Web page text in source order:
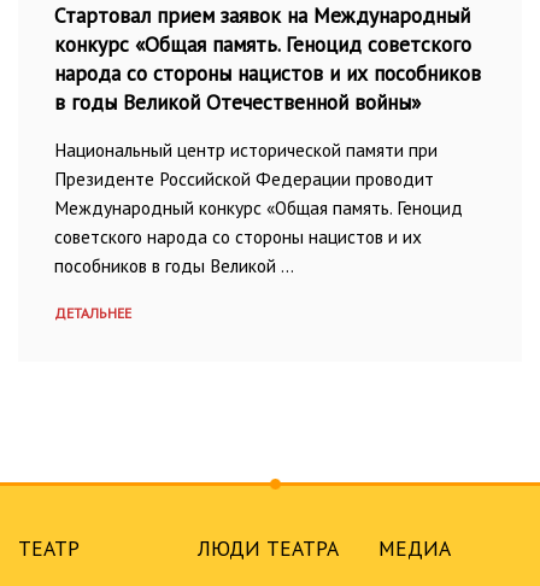
Стартовал прием заявок на Международный
конкурс «Общая память. Геноцид советского
народа со стороны нацистов и их пособников
в годы Великой Отечественной войны»
Национальный центр исторической памяти при
Президенте Российской Федерации проводит
Международный конкурс «Общая память. Геноцид
советского народа со стороны нацистов и их
пособников в годы Великой …
ДЕТАЛЬНЕЕ
ТЕАТР ЛЮДИ ТЕАТРА МЕДИА